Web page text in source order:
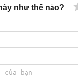
như thế nào?